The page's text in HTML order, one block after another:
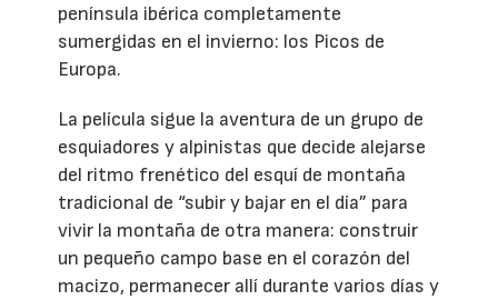
península ibérica completamente
sumergidas en el invierno: los Picos de
Europa.
La película sigue la aventura de un grupo de
esquiadores y alpinistas que decide alejarse
del ritmo frenético del esquí de montaña
tradicional de “subir y bajar en el día” para
vivir la montaña de otra manera: construir
un pequeño campo base en el corazón del
macizo, permanecer allí durante varios días y